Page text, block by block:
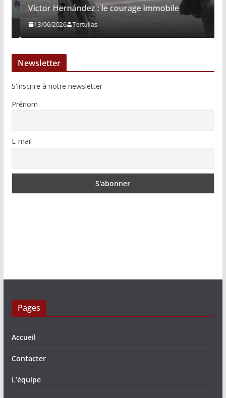
Víctor Hernández : le courage immobile
13/06/2026 Tertulias
Newsletter
S'inscrire à notre newsletter
Prénom
E-mail
Pages
Accueil
Contacter
L’équipe